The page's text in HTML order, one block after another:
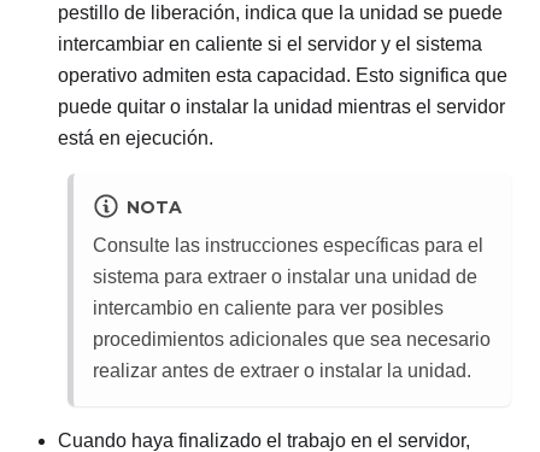
pestillo de liberación, indica que la unidad se puede
intercambiar en caliente si el servidor y el sistema
operativo admiten esta capacidad. Esto significa que
puede quitar o instalar la unidad mientras el servidor
está en ejecución.
NOTA
Consulte las instrucciones específicas para el
sistema para extraer o instalar una unidad de
intercambio en caliente para ver posibles
procedimientos adicionales que sea necesario
realizar antes de extraer o instalar la unidad.
Cuando haya finalizado el trabajo en el servidor,